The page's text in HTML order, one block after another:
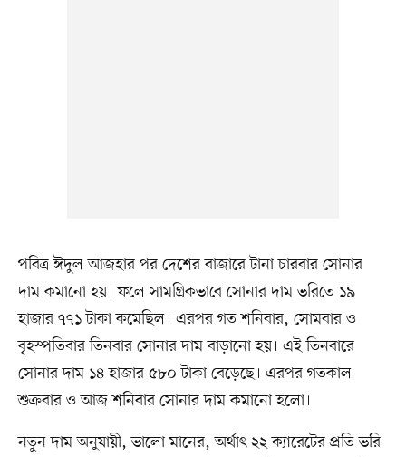
পবিত্র ঈদুল আজহার পর দেশের বাজারে টানা চারবার সোনার
দাম কমানো হয়। ফলে সামগ্রিকভাবে সোনার দাম ভরিতে ১৯
হাজার ৭৭১ টাকা কমেছিল। এরপর গত শনিবার, সোমবার ও
বৃহস্পতিবার তিনবার সোনার দাম বাড়ানো হয়। এই তিনবারে
সোনার দাম ১৪ হাজার ৫৮০ টাকা বেড়েছে। এরপর গতকাল
শুক্রবার ও আজ শনিবার সোনার দাম কমানো হলো।
নতুন দাম অনুযায়ী, ভালো মানের, অর্থাৎ ২২ ক্যারেটের প্রতি ভরি